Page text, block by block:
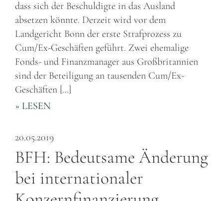
dass sich der Beschuldigte in das Ausland
absetzen könnte. Derzeit wird vor dem
Landgericht Bonn der erste Strafprozess zu
Cum/Ex-Geschäften geführt. Zwei ehemalige
Fonds- und Finanzmanager aus Großbritannien
sind der Beteiligung an tausenden Cum/Ex-
Geschäften […]
» LESEN
20.05.2019
BFH: Bedeutsame Änderung
bei internationaler